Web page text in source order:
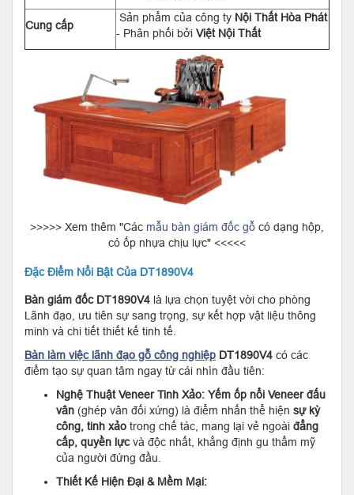
Cung cấp
Sản phẩm của công ty Nội Thất Hòa Phát
- Phân phối bởi Việt Nội Thất
>>>>> Xem thêm "Các mẫu bàn giám đốc gỗ có dạng hộp,
có ốp nhựa chịu lực" <<<<<
Đặc Điểm Nổi Bật Của DT1890V4
Bàn giám đốc DT1890V4 là lựa chọn tuyệt vời cho phòng
Lãnh đạo, ưu tiên sự sang trọng, sự kết hợp vật liệu thông
minh và chi tiết thiết kế tinh tế.
Bàn làm việc lãnh đạo gỗ công nghiệp DT1890V4 có các
điểm tạo sự quan tâm ngay từ cái nhìn đầu tiên:
Nghệ Thuật Veneer Tinh Xảo: Yếm ốp nổi Veneer đấu
vân (ghép vân đối xứng) là điểm nhấn thể hiện sự kỳ
công, tinh xảo trong chế tác, mang lại vẻ ngoài đẳng
cấp, quyền lựcvà độc nhất, khẳng định gu thẩm mỹ
của người đứng đầu.
Thiết Kế Hiện Đại & Mềm Mại: